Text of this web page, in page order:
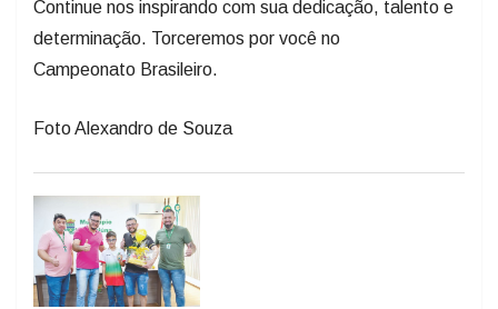
Continue nos inspirando com sua dedicação, talento e
determinação. Torceremos por você no
Campeonato Brasileiro.
Foto Alexandro de Souza